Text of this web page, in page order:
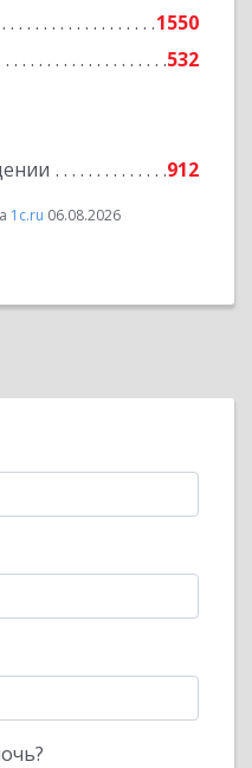
1550
532
912
1c.ru 06.08.2026